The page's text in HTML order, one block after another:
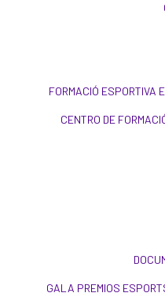
FORMACIÓ ESPORTIVA
CENTRO DE
GALA PREMIOS